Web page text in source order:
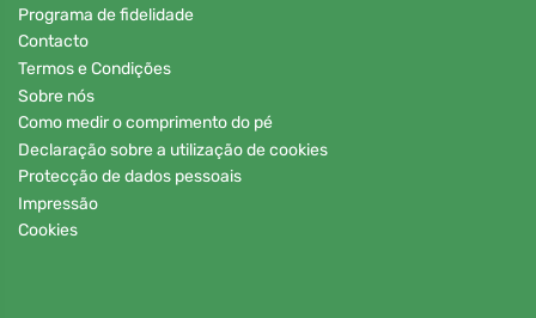
Programa de fidelidade
Contacto
Termos e Condições
Sobre nós
Como medir o comprimento do pé
Declaração sobre a utilização de cookies
Protecção de dados pessoais
Impressão
Cookies